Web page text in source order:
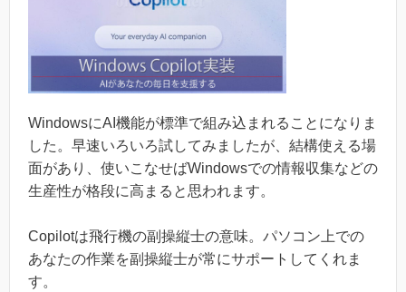
WindowsにAI機能が標準で組み込まれることになりま
した。早速いろいろ試してみましたが、結構使える場
面があり、使いこなせばWindowsでの情報収集などの
生産性が格段に高まると思われます。
Copilotは飛行機の副操縦士の意味。パソコン上での
あなたの作業を副操縦士が常にサポートしてくれま
す。